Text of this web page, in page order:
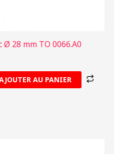
Ø 28 mm TO 0066.A0
AU PANIER